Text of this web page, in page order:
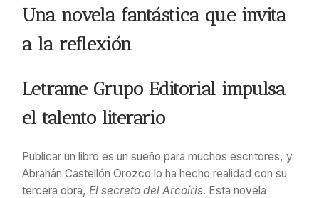
Una novela fantástica que invita
a la reflexión
Letrame Grupo Editorial impulsa
el talento literario
Publicar un libro es un sueño para muchos escritores, y
Abrahán Castellón Orozco lo ha hecho realidad con su
tercera obra, El secreto del Arcoíris. Esta novela